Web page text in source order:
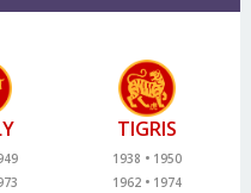
TIGRIS
1938
1950
1962
1974